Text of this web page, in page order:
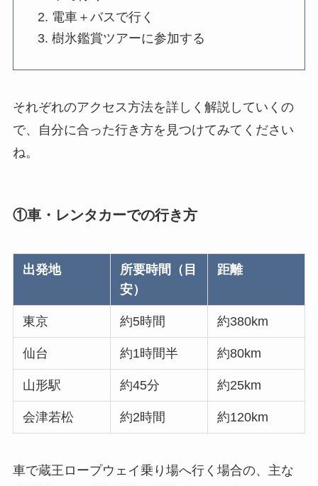
電車＋バスで行く
樹氷鑑賞ツアーに参加する
それぞれのアクセス方法を詳しく解説していくの
で、自分に合った行き方を見つけてみてください
ね。
①車・レンタカーでの行き方
出発地
所要時間（目
安）
距離
東京 約5時間 約380km
仙台 約1時間半 約80km
山形駅 約45分 約25km
会津若松 約2時間 約120km
車で蔵王ロープウェイ乗り場へ行く場合の、主な